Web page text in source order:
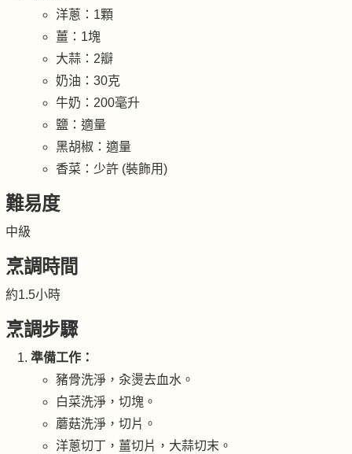
洋蔥：1顆
薑：1塊
大蒜：2瓣
奶油：30克
牛奶：200毫升
鹽：適量
黑胡椒：適量
香菜：少許 (裝飾用)
難易度
中級
烹調時間
約1.5小時
烹調步驟
準備工作：
豬骨洗淨，汆燙去血水。
白菜洗淨，切塊。
蘑菇洗淨，切片。
洋蔥切丁，薑切片，大蒜切末。